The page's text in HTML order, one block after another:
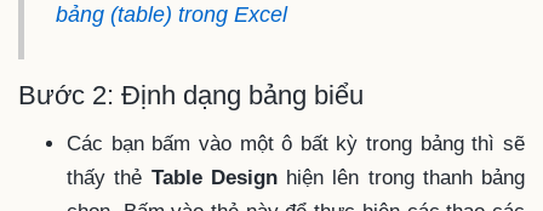
bảng (table) trong Excel
Bước 2: Định dạng bảng biểu
Các bạn bấm vào một ô bất kỳ trong bảng thì sẽ
thấy thẻ Table Designhiện lên trong thanh bảng